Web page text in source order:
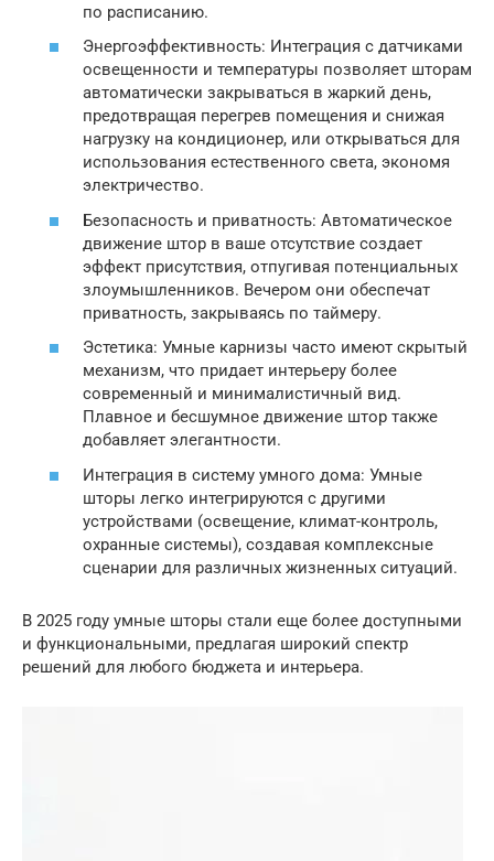
по расписанию.
Энергоэффективность: Интеграция с датчиками
освещенности и температуры позволяет шторам
автоматически закрываться в жаркий день,
предотвращая перегрев помещения и снижая
нагрузку на кондиционер, или открываться для
использования естественного света, экономя
электричество.
Безопасность и приватность: Автоматическое
движение штор в ваше отсутствие создает
эффект присутствия, отпугивая потенциальных
злоумышленников. Вечером они обеспечат
приватность, закрываясь по таймеру.
Эстетика: Умные карнизы часто имеют скрытый
механизм, что придает интерьеру более
современный и минималистичный вид.
Плавное и бесшумное движение штор также
добавляет элегантности.
Интеграция в систему умного дома: Умные
шторы легко интегрируются с другими
устройствами (освещение, климат-контроль,
охранные системы), создавая комплексные
сценарии для различных жизненных ситуаций.
В 2025 году умные шторы стали еще более доступными
и функциональными, предлагая широкий спектр
решений для любого бюджета и интерьера.